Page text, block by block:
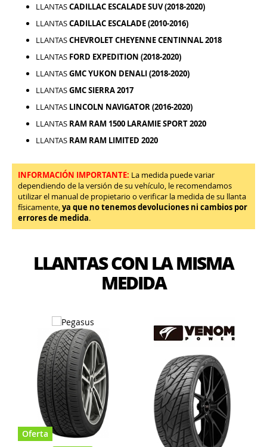
LLANTASCADILLAC ESCALADE SUV (2018-2020)
LLANTASCADILLAC ESCALADE (2010-2016)
LLANTASCHEVROLET CHEYENNE CENTINNAL 2018
LLANTAS FORD EXPEDITION (2018-2020)
LLANTASGMC YUKON DENALI (2018-2020)
LLANTASGMC SIERRA 2017
LLANTAS LINCOLN NAVIGATOR (2016-2020)
LLANTAS RAM RAM 1500 LARAMIE SPORT 2020
LLANTAS RAM RAM LIMITED 2020
INFORMACIÓN IMPORTANTE: La medida puede variar
dependiendo de la versión de su vehículo, le recomendamos
utilizar el manual de propietario o verificar la medida de su llanta
físicamente,ya que no tenemos devoluciones ni cambios por
errores de medida.
LLANTAS CON LA MISMA
MEDIDA
Oferta